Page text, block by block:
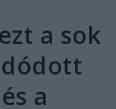
a sok
a